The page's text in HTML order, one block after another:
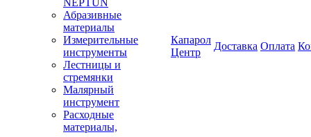
NEPTUN
Абразивные
материалы
Измерительные
инструменты
Лестницы и
стремянки
Малярный
инструмент
Расходные
материалы,
Капарол
Центр
Доставка Оплата